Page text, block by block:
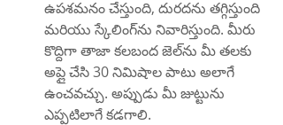
ఉపశమనం చేస్తుంది, దురదను తగ్గిస్తుంది
మరియు స్కేలింగ్‌ను నివారిస్తుంది. మీరు
కొద్దిగా తాజా కలబంద జెల్‌ను మీ తలకు
అప్లై చేసి 30 నిమిషాల పాటు అలాగే
ఉంచవచ్చు. అప్పుడు మీ జుట్టును
ఎప్పటిలాగే కడగాలి.